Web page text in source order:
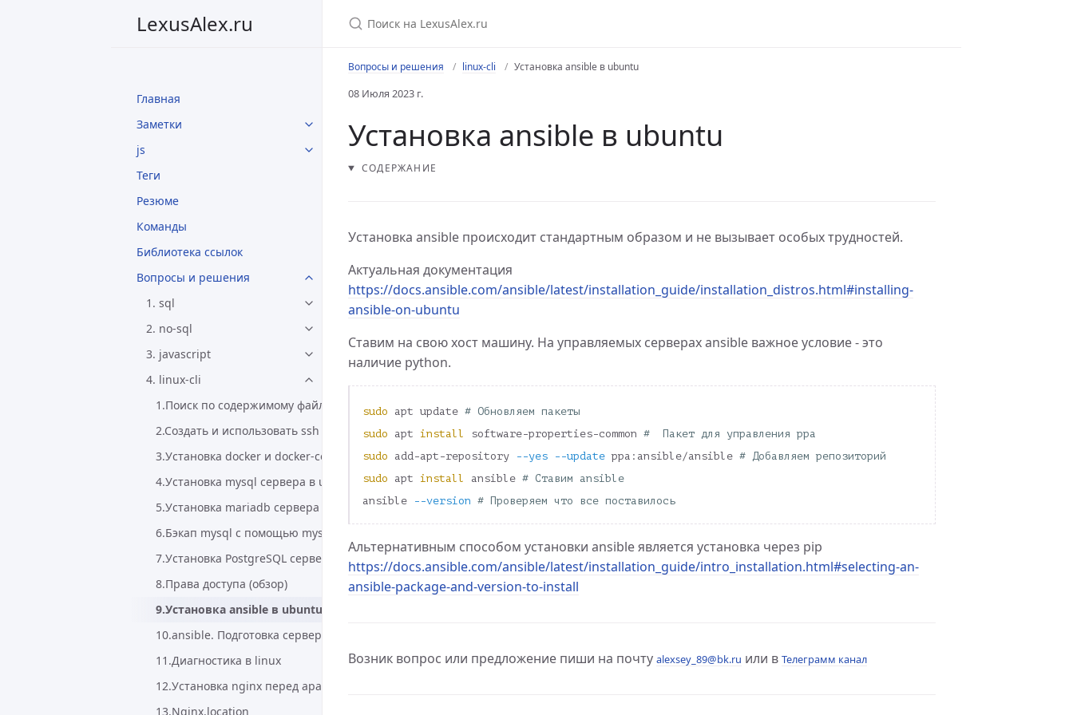
LexusAlex.ru
Главная
Заметки
js
Теги
Резюме
Команды
Библиотека ссылок
Вопросы и решения
1. sql
2. no-sql
3. javascript
4. linux-cli
1.Поиск по содержимому файлов, команда grep
2.Создать и использовать ssh ключ
3.Установка docker и docker-compose в ubuntu
4.Установка mysql сервера в ubuntu
5.Установка mariadb сервера в ubuntu
6.Бэкап mysql c помощью mysqldump
7.Установка PostgreSQL сервера в ubuntu 22.04
8.Права доступа (обзор)
9.Установка ansible в ubuntu
10.ansible. Подготовка сервера
11.Диагностика в linux
12.Установка nginx перед apache
13.Nginx.location
Вопросы и решения linux-cli Установка ansible в ubuntu
08 Июля 2023 г.
Установка ansible в ubuntu
СОДЕРЖАНИЕ
Установка ansible происходит стандартным образом и не вызывает особых трудностей.
Актуальная документация
https://docs.ansible.com/ansible/latest/installation_guide/installation_distros.html#installing-
ansible-on-ubuntu
Ставим на свою хост машину. На управляемых серверах ansible важное условие - это
наличие python.
sudo apt update # Обновляем пакеты
sudo apt install software-properties-common #  Пакет для управления ppa
sudo add-apt-repository --yes --update ppa:ansible/ansible # Добавляем репозиторий
sudo apt install ansible # Ставим ansible
ansible
--version # Проверяем что все поставилось
Альтернативным способом установки ansible является установка через pip
https://docs.ansible.com/ansible/latest/installation_guide/intro_installation.html#selecting-an-
ansible-package-and-version-to-install
Возник вопрос или предложение пиши на почту alexsey_89@bk.ru или в Телеграмм канал